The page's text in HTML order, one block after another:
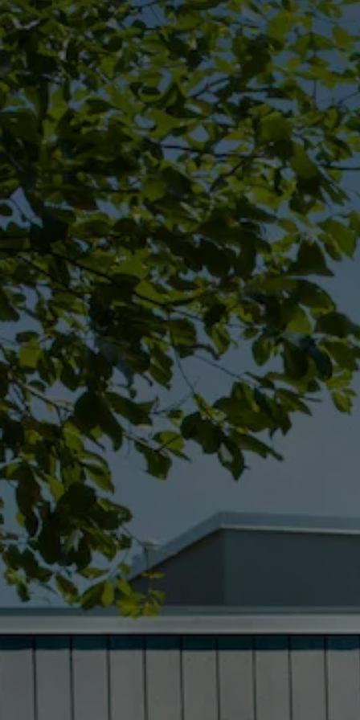
Däck och fälg
Delar
Originaldelar
Bytesdelar
Ekonomidelar
Classic Parts
Volkswagenkortet
Förmåner och erbjudanden
Frågor och svar
Reseförsäkring
Viktig kundinformation
Mobilitetsgaranti
Varnings- och kontrollampor
Återkallelser
2G/3G-nätet stängs ned – hur påverkas min
Dieselfrågan
Mjukvaruuppdatering för förbränningsbilar
Hitta serviceverkstad
myVolkswagen
Information om myVolkswagen
Hjälp med appar och digitala tjänster
Navigation Map Update
Digital Instruktionsbok
Mobilitetsgarantin
Uppdateringar för elbilar
Kartuppdateringar
Uppdateringar för förbränningsbilar
Broschyrarkiv
Förarassistans
Farthållare & ACC
Front-, Lane- & Side Assist
Körprofil
Park Assist & parkeringssensorer
Parkeringsbroms
Sign Assist
Traffic Jam Assist
Trailer Assist
IQ.Drive
Ordlista
Digitala extrafunktioner
Hitta tjänster för din modell
Volkswagen-appar, inloggning och shoppen
Koppla ihop mobilen och bilen
Uppdateringar för programvara, kartor och